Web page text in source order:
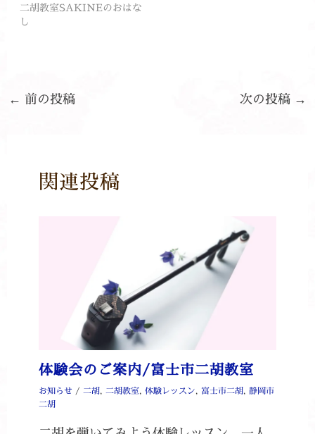
二胡教室SAKINEのおはな
し
← 前の投稿 次の投稿 →
関連投稿
体験会のご案内/富士市二胡教室
お知らせ / 二胡, 二胡教室, 体験レッスン, 富士市二胡, 静岡市
二胡